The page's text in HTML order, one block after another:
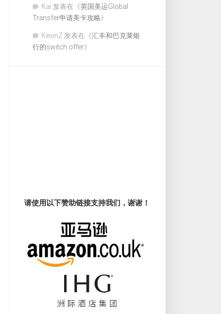
Kai 发表在《英国美运Global
Transfer申请美卡攻略》
KevinZ 发表在《汇丰和巴克莱银
行的switch offer》
请使用以下赞助链接支持我们，谢谢！